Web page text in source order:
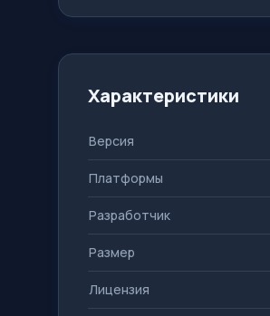
Характеристики
Версия
Платформы
Разработчик
Размер
Лицензия